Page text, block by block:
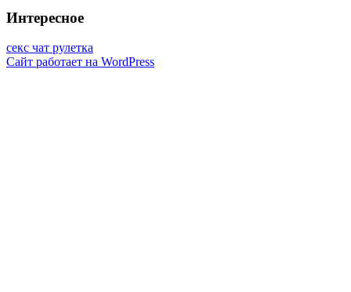
Интересное
секс чат рулетка
Сайт работает на WordPress